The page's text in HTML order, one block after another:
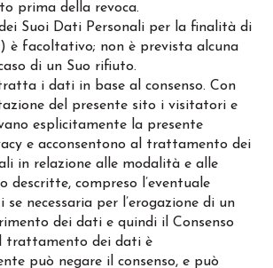
prima della revoca.
Suoi Dati Personali per la finalità di
è facoltativo; non è prevista alcuna
di un Suo rifiuto.
i dati in base al consenso. Con
del presente sito i visitatori e
esplicitamente la presente
e acconsentono al trattamento dei
in relazione alle modalità e alle
descritte, compreso l’eventuale
necessaria per l’erogazione di un
dei dati e quindi il Consenso
trattamento dei dati è
può negare il consenso, e può